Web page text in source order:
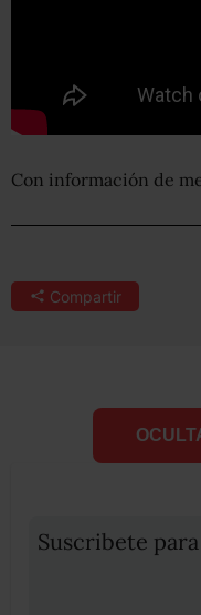
Con información de
Compartir
Suscribete